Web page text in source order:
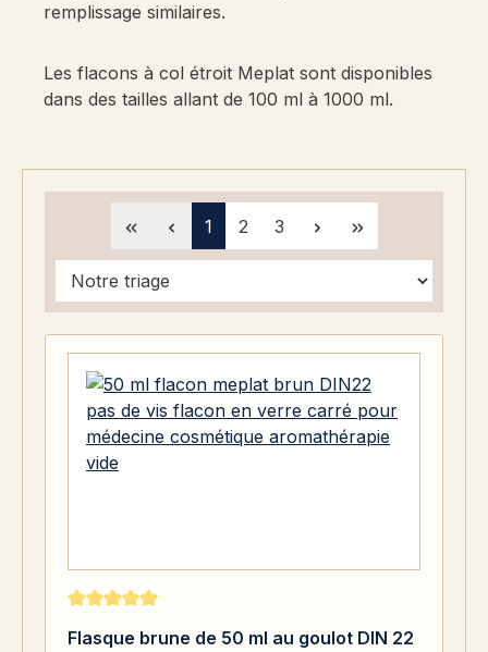
remplissage similaires.
Les flacons à col étroit Meplat sont disponibles
dans des tailles allant de 100 ml à 1000 ml.
Page
1 Page
2 Page
3
Flasque brune de 50 ml au goulot DIN 22